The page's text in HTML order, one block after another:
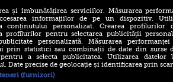
Lumea
din România
și îmbunătățirea serviciilor. Măsurarea
informațiilor de pe un dispozitiv.
conținutului personalizat. Crearea profilurilor
profilurilor pentru selectarea publicității
personalizată. Măsurarea
prin statistici sau combinații de date din surse
a selecta publicitatea. Utilizarea datelor
Date precise de geolocație și identificarea prin
(furnizori)